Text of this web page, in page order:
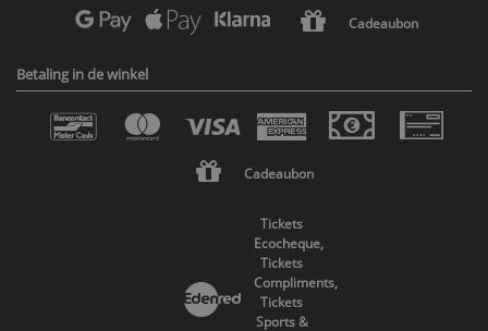
Cadeaubon
Betaling in de winkel
Cadeaubon
Tickets
Ecocheque,
Tickets
Compliments,
Tickets
Sports &